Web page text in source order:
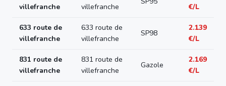
villefranche
villefranche
€/L
633 route de
villefranche
633 route de
villefranche
SP98
2.139
€/L
831 route de
villefranche
831 route de
villefranche
Gazole
2.169
€/L